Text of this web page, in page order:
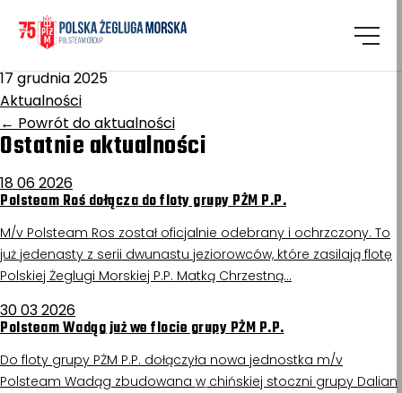
Homepage
Generał Grot-Rowecki
17 grudnia 2025
Aktualności
← Powrót do aktualności
Ostatnie aktualności
18 06 2026
Polsteam Roś dołącza do floty grupy PŻM P.P.
M/v Polsteam Ros został oficjalnie odebrany i ochrzczony. To
już jedenasty z serii dwunastu jeziorowców, które zasilają flotę
Polskiej Żeglugi Morskiej P.P. Matką Chrzestną…
30 03 2026
Polsteam Wadąg już we flocie grupy PŻM P.P.
Do floty grupy PŻM P.P. dołączyła nowa jednostka m/v
Polsteam Wadąg zbudowana w chińskiej stoczni grupy Dalian